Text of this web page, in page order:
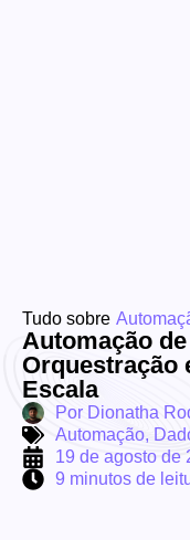
Tudo sobre
Automação
Orquestração
Escala
Por Dionatha
Automação,
19 de agosto de
9 minutos de